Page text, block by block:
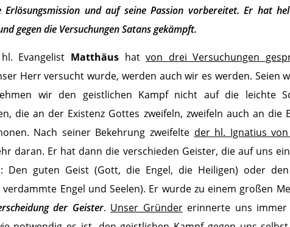
Erlösungsmission und auf seine Passion vorbereitet. Er hat
gegen die Versuchungen Satans gekämpft.
Evangelist Matthäus hatvon drei Versuchungen
Herr versucht wurde, werden auch wir es werden. Seien
wir den geistlichen Kampf nicht auf die leichte
die an der Existenz Gottes zweifeln, zweifeln auch an die
Nach seiner Bekehrung zweifelte der hl. Ignatius
daran. Er hat dann die verschieden Geister, die auf uns
Den guten Geist (Gott, die Engel, die Heiligen) oder
verdammte Engel und Seelen). Er wurde zu einem großen
der Geister. Unser Gründererinnerte uns immer